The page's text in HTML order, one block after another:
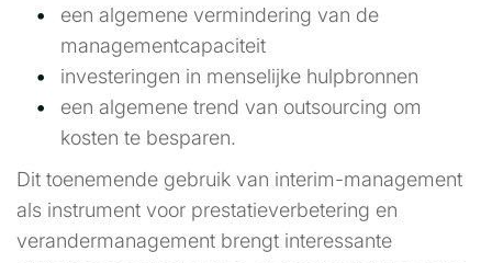
een algemene vermindering van de
managementcapaciteit
investeringen in menselijke hulpbronnen
een algemene trend van outsourcing om
kosten te besparen.
Dit toenemende gebruik van interim-management
als instrument voor prestatieverbetering en
verandermanagement brengt interessante